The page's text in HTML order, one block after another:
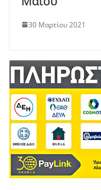
30 Μαρτίου 2021